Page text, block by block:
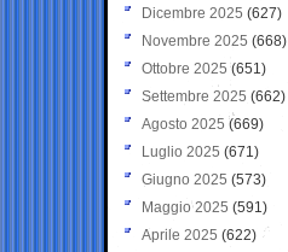
Dicembre 2025 (627)
Novembre 2025 (668)
Ottobre 2025 (651)
Settembre 2025 (662)
Agosto 2025 (669)
Luglio 2025 (671)
Giugno 2025 (573)
Maggio 2025 (591)
Aprile 2025 (622)